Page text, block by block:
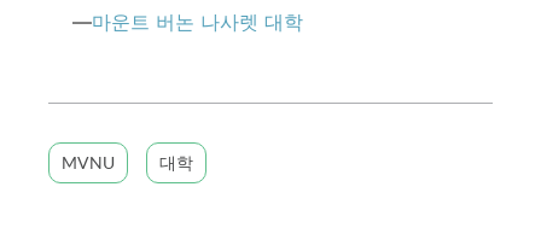
—마운트 버논 나사렛 대학
MVNU 대학